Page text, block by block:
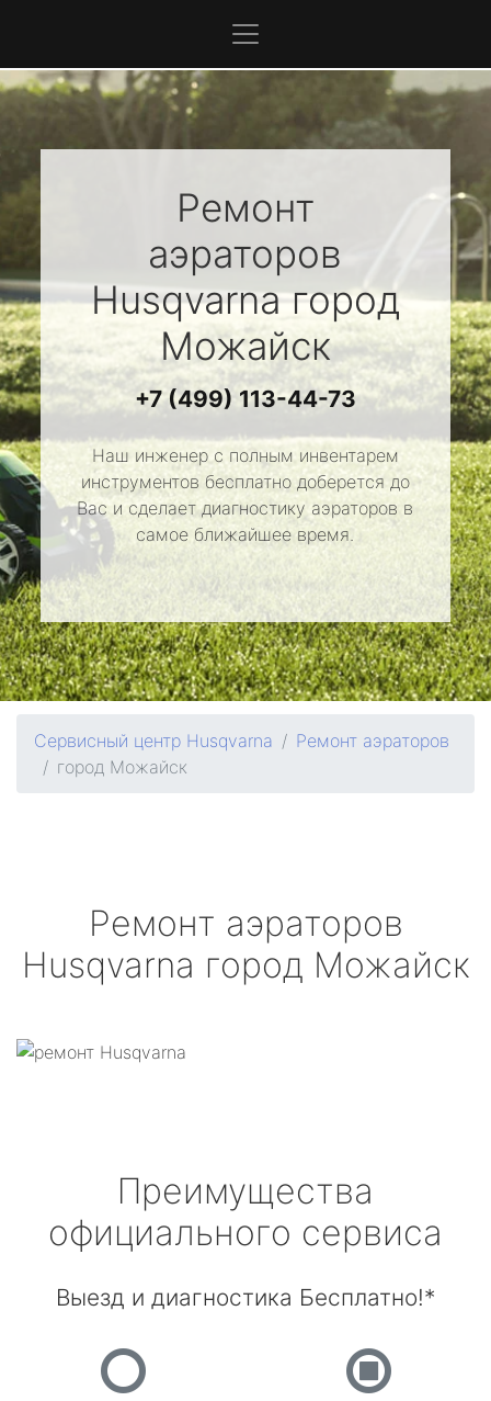
Ремонт
аэраторов
Husqvarnaгород
Можайск
+7 (499) 113-44-73
Наш инженер с полным инвентарем
инструментов бесплатно доберется до
Вас и сделает диагностику аэраторов в
самое ближайшее время.
Сервисный центр Husqvarna
Ремонт аэраторов
город Можайск
Ремонт аэраторов
Husqvarna город Можайск
Преимущества
официального сервиса
Выезд и диагностика Бесплатно!*